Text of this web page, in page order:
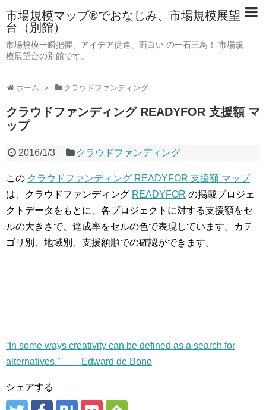
市場規模マップ®でおなじみ、市場規模展望
台（別館）
市場規模一瞬把握、アイデア促進、面白い の一石三鳥！ 市場規
模展望台の別館です。
ホーム クラウドファンディング
クラウドファンディング READYFOR 支援額 マ
ップ
2016/1/3 クラウドファンディング
この クラウドファンディング READYFOR 支援額 マップ
は、クラウドファンディング READYFOR の掲載プロジェ
クトデータをもとに、各プロジェクトに対する支援額をセ
ルの大きさで、達成率をセルの色で表現しています。カテ
ゴリ別、地域別、支援額順での確認ができます。
“In some ways creativity can be defined as a search for
alternatives.” — Edward de Bono
シェアする